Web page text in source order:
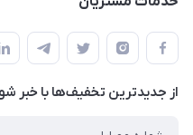
لیست محصولات
درباره ما
قوانین و مقررات
حریم خصوصی
راهنما
از جدید‌ترین تخفیف‌ها با‌ خبر